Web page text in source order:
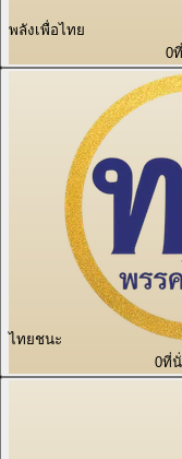
พลังเพื่อไทย
0
ไทยชนะ
0ที่